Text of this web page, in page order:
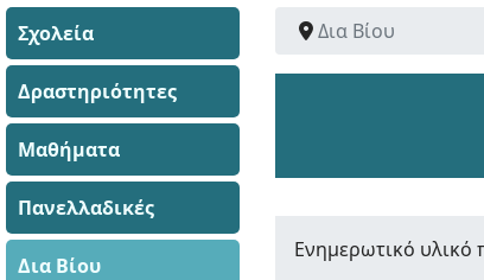
Σχολεία
Δραστηριότητες
Μαθήματα
Πανελλαδικές
Δια Βίου
Δια Βίου
Ενημερωτικό υλικό